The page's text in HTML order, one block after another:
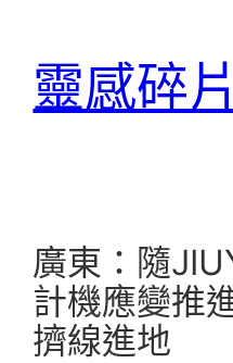
靈感碎片
廣東：隨
計機應變推
擠線進地